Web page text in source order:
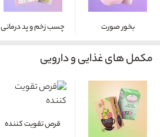
بخور صورت چسب زخم و پد درمانی
مکمل های غذایی و دارویی
قرص تقویت کننده